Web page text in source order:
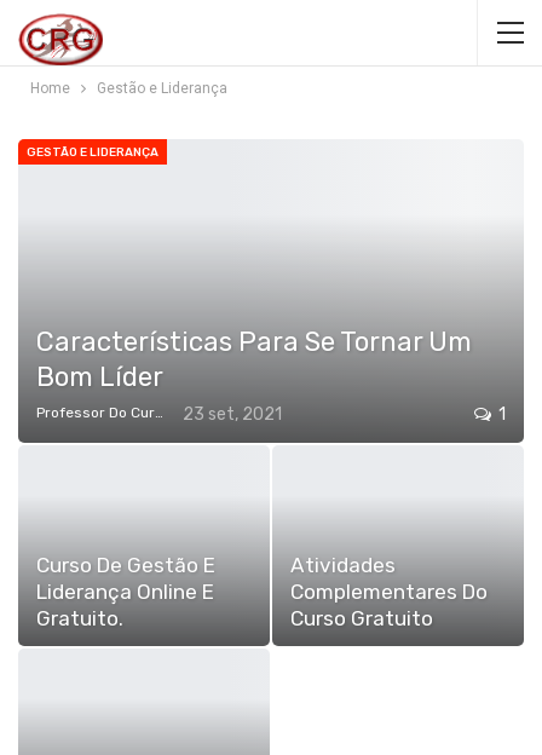
Home Gestão e Liderança
GESTÃO E LIDERANÇA
Características Para Se Tornar Um
Bom Líder
23 set, 2021 1
Curso De Gestão E
Liderança Online E
Gratuito.
Atividades
Complementares Do
Curso Gratuito